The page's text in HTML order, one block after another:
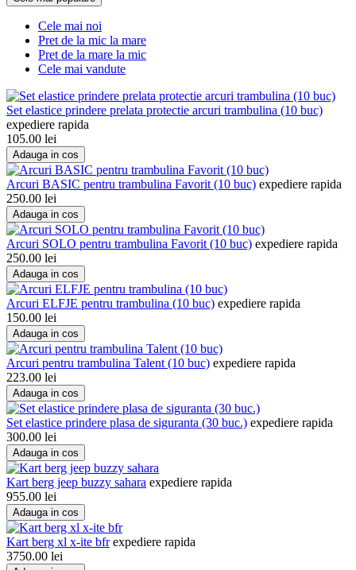
Cele mai noi
Pret de la mic la mare
Pret de la mare la mic
Cele mai vandute
Set elastice prindere prelata protectie arcuri trambulina (10 buc)
expediere rapida
105.00 lei
Adauga in cos
Arcuri BASIC pentru trambulina Favorit (10 buc) expediere rapida
250.00 lei
Adauga in cos
Arcuri SOLO pentru trambulina Favorit (10 buc) expediere rapida
250.00 lei
Adauga in cos
Arcuri ELFJE pentru trambulina (10 buc) expediere rapida
150.00 lei
Adauga in cos
Arcuri pentru trambulina Talent (10 buc) expediere rapida
223.00 lei
Adauga in cos
Set elastice prindere plasa de siguranta (30 buc.) expediere rapida
300.00 lei
Adauga in cos
Kart berg jeep buzzy sahara expediere rapida
955.00 lei
Adauga in cos
Kart berg xl x-ite bfr expediere rapida
3750.00 lei